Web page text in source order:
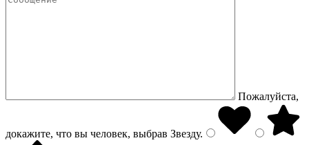
Пожалуйста,
докажите, что вы человек, выбрав Звезду.